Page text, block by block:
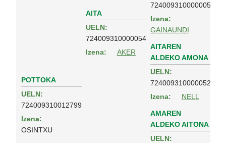
POTTOKA
UELN:
724009310012799
Izena:
OSINTXU
AITA
UELN:
724009310000054
Izena:
AKER
724009310000005
Izena:
GAINAUNDI
AITAREN
ALDEKO AMONA
UELN:
724009310000052
Izena:
NELL
AMAREN
ALDEKO AITONA
UELN: